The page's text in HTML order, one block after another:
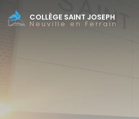
COLLÈGE SAINT JOSEPH
Neuville en Ferrain